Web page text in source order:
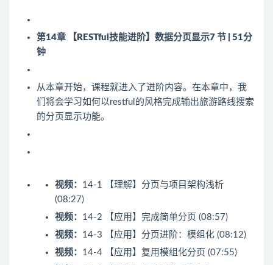
第14章 【RESTful技能进阶】数据分页显示7 节 | 51分
钟
从本章开始，课程就进入了进阶内容。在本章中，我
们将会学习如何以restful的风格完成输出旅游路线搜索
的分页显示功能。
视频： 14-1 【理解】分页与项目架构浅析
(08:27)
视频： 14-2 【应用】完成简单分页 (08:57)
视频： 14-3 【应用】分页进阶：模组化 (08:12)
视频： 14-4 【应用】复用模组化分页 (07:55)